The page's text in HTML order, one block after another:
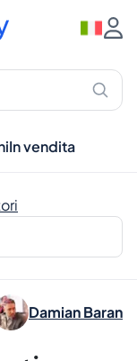
In vendita
Damian Baran